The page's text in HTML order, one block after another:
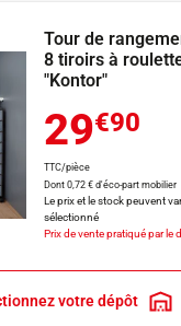
Tour de
8 tiroirs à
"Kontor"
29€90
TTC/pièce
Dont 0,72 € d'éco-part mobilier
Le prix et le stock peuvent
sélectionné
Prix de vente pratiqué par le
votre dépôt